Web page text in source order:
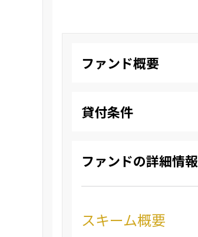
ファンド概要
貸付条件
ファンドの詳細情報
スキーム概要